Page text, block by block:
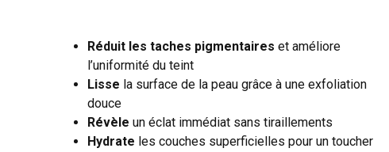
Réduit les taches pigmentaires et améliore
l’uniformité du teint
Lisse la surface de la peau grâce à une exfoliation
douce
Révèle un éclat immédiat sans tiraillements
Hydrate les couches superficielles pour un toucher